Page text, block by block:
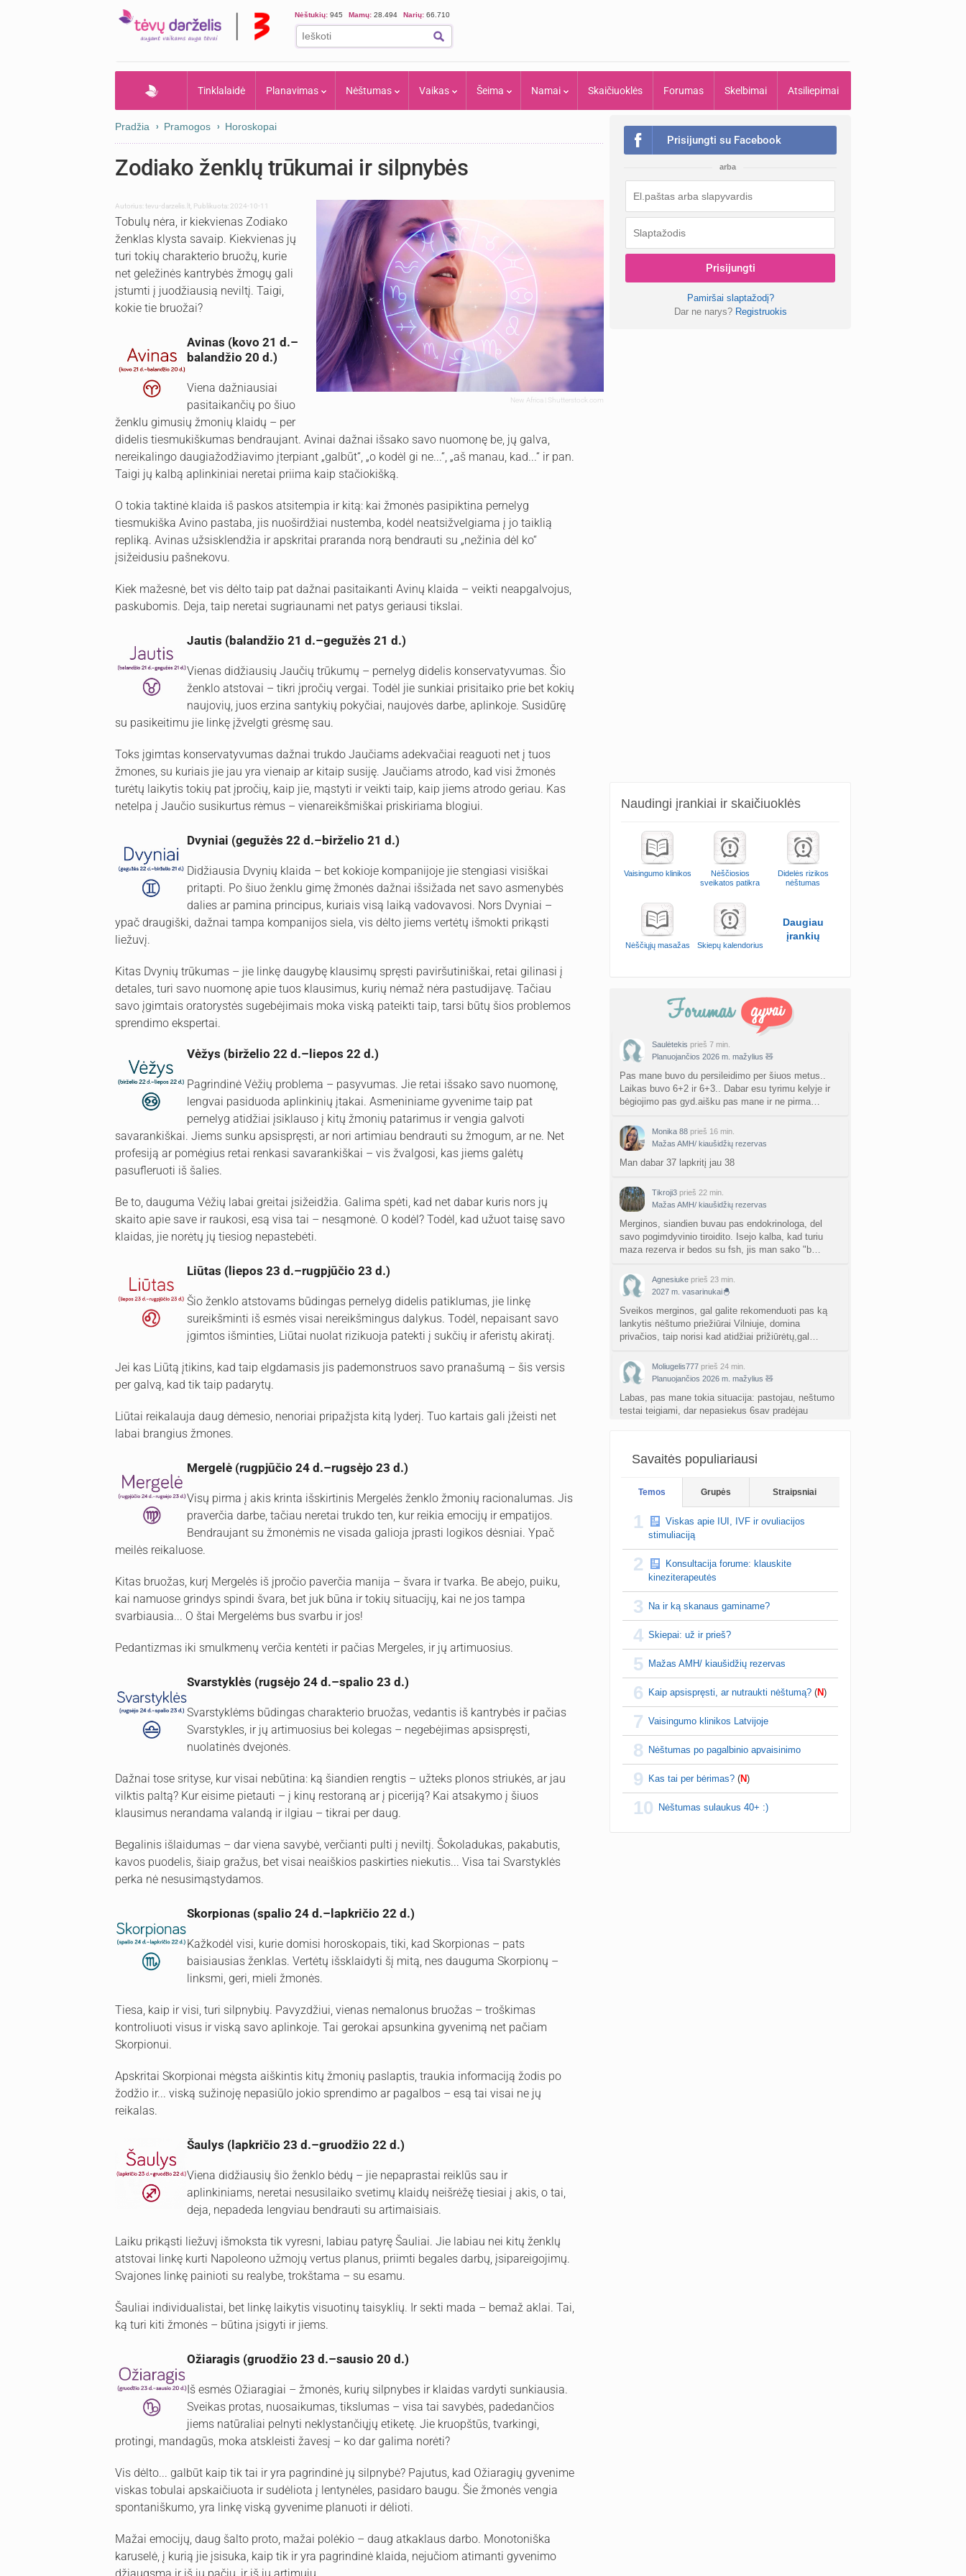
Nėštukių: 945 Mamų: 28.494 Narių: 66.710
Tinklalaidė Planavimas Nėštumas Vaikas Šeima Namai Skaičiuoklės Forumas Skelbimai Atsiliepimai
Pradžia Pramogos Horoskopai
Zodiako ženklų trūkumai ir silpnybės
Autorius:tevu-darzelis.lt Publikuota: 2024-10-11
New Africa | Shutterstock.com
Tobulų nėra, ir kiekvienas Zodiako
ženklas klysta savaip. Kiekvienas jų
turi tokių charakterio bruožų, kurie
net geležinės kantrybės žmogų gali
įstumti į juodžiausią neviltį. Taigi,
kokie tie bruožai?
Avinas (kovo 21 d.–
balandžio 20 d.)
Viena dažniausiai
pasitaikančių po šiuo
ženklu gimusių žmonių klaidų – per
didelis tiesmukiškumas bendraujant. Avinai dažnai išsako savo nuomonę be, jų galva,
nereikalingo daugiažodžiavimo įterpiant „galbūt“, „o kodėl gi ne...“, „aš manau, kad...“ ir pan.
Taigi jų kalbą aplinkiniai neretai priima kaip stačiokišką.
O tokia taktinė klaida iš paskos atsitempia ir kitą: kai žmonės pasipiktina pernelyg
tiesmukiška Avino pastaba, jis nuoširdžiai nustemba, kodėl neatsižvelgiama į jo taiklią
repliką. Avinas užsisklendžia ir apskritai praranda norą bendrauti su „nežinia dėl ko“
įsižeidusiu pašnekovu.
Kiek mažesnė, bet vis dėlto taip pat dažnai pasitaikanti Avinų klaida – veikti neapgalvojus,
paskubomis. Deja, taip neretai sugriaunami net patys geriausi tikslai.
Jautis (balandžio 21 d.–gegužės 21 d.)
Vienas didžiausių Jaučių trūkumų – pernelyg didelis konservatyvumas. Šio
ženklo atstovai – tikri įpročių vergai. Todėl jie sunkiai prisitaiko prie bet kokių
naujovių, juos erzina santykių pokyčiai, naujovės darbe, aplinkoje. Susidūrę
su pasikeitimu jie linkę įžvelgti grėsmę sau.
Toks įgimtas konservatyvumas dažnai trukdo Jaučiams adekvačiai reaguoti net į tuos
žmones, su kuriais jie jau yra vienaip ar kitaip susiję. Jaučiams atrodo, kad visi žmonės
turėtų laikytis tokių pat įpročių, kaip jie, mąstyti ir veikti taip, kaip jiems atrodo geriau. Kas
netelpa į Jaučio susikurtus rėmus – vienareikšmiškai priskiriama blogiui.
Dvyniai (gegužės 22 d.–birželio 21 d.)
Didžiausia Dvynių klaida – bet kokioje kompanijoje jie stengiasi visiškai
pritapti. Po šiuo ženklu gimę žmonės dažnai išsižada net savo asmenybės
dalies ar pamina principus, kuriais visą laiką vadovavosi. Nors Dvyniai –
ypač draugiški, dažnai tampa kompanijos siela, vis dėlto jiems vertėtų išmokti prikąsti
liežuvį.
Kitas Dvynių trūkumas – jie linkę daugybę klausimų spręsti paviršutiniškai, retai gilinasi į
detales, turi savo nuomonę apie tuos klausimus, kurių nėmaž nėra pastudijavę. Tačiau
savo įgimtais oratorystės sugebėjimais moka viską pateikti taip, tarsi būtų šios problemos
sprendimo ekspertai.
Vėžys (birželio 22 d.–liepos 22 d.)
Pagrindinė Vėžių problema – pasyvumas. Jie retai išsako savo nuomonę,
lengvai pasiduoda aplinkinių įtakai. Asmeniniame gyvenime taip pat
pernelyg atidžiai įsiklauso į kitų žmonių patarimus ir vengia galvoti
savarankiškai. Jiems sunku apsispręsti, ar nori artimiau bendrauti su žmogum, ar ne. Net
profesiją ar pomėgius retai renkasi savarankiškai – vis žvalgosi, kas jiems galėtų
pasufleruoti iš šalies.
Be to, dauguma Vėžių labai greitai įsižeidžia. Galima spėti, kad net dabar kuris nors jų
skaito apie save ir raukosi, esą visa tai – nesąmonė. O kodėl? Todėl, kad užuot taisę savo
klaidas, jie norėtų jų tiesiog nepastebėti.
Liūtas (liepos 23 d.–rugpjūčio 23 d.)
Šio ženklo atstovams būdingas pernelyg didelis patiklumas, jie linkę
sureikšminti iš esmės visai nereikšmingus dalykus. Todėl, nepaisant savo
įgimtos išminties, Liūtai nuolat rizikuoja patekti į sukčių ir aferistų akiratį.
Jei kas Liūtą įtikins, kad taip elgdamasis jis pademonstruos savo pranašumą – šis versis
per galvą, kad tik taip padarytų.
Liūtai reikalauja daug dėmesio, nenoriai pripažįsta kitą lyderį. Tuo kartais gali įžeisti net
labai brangius žmones.
Mergelė (rugpjūčio 24 d.–rugsėjo 23 d.)
Visų pirma į akis krinta išskirtinis Mergelės ženklo žmonių racionalumas. Jis
praverčia darbe, tačiau neretai trukdo ten, kur reikia emocijų ir empatijos.
Bendraujant su žmonėmis ne visada galioja įprasti logikos dėsniai. Ypač
meilės reikaluose.
Kitas bruožas, kurį Mergelės iš įpročio paverčia manija – švara ir tvarka. Be abejo, puiku,
kai namuose grindys spindi švara, bet juk būna ir tokių situacijų, kai ne jos tampa
svarbiausia... O štai Mergelėms bus svarbu ir jos!
Pedantizmas iki smulkmenų verčia kentėti ir pačias Mergeles, ir jų artimuosius.
Svarstyklės (rugsėjo 24 d.–spalio 23 d.)
Svarstyklėms būdingas charakterio bruožas, vedantis iš kantrybės ir pačias
Svarstykles, ir jų artimuosius bei kolegas – negebėjimas apsispręsti,
nuolatinės dvejonės.
Dažnai tose srityse, kur visai nebūtina: ką šiandien rengtis – užteks plonos striukės, ar jau
vilktis paltą? Kur eisime pietauti – į kinų restoraną ar į piceriją? Kai atsakymo į šiuos
klausimus nerandama valandą ir ilgiau – tikrai per daug.
Begalinis išlaidumas – dar viena savybė, verčianti pulti į neviltį. Šokoladukas, pakabutis,
kavos puodelis, šiaip gražus, bet visai neaiškios paskirties niekutis... Visa tai Svarstyklės
perka nė nesusimąstydamos.
Skorpionas (spalio 24 d.–lapkričio 22 d.)
Kažkodėl visi, kurie domisi horoskopais, tiki, kad Skorpionas – pats
baisiausias ženklas. Vertėtų išsklaidyti šį mitą, nes dauguma Skorpionų –
linksmi, geri, mieli žmonės.
Tiesa, kaip ir visi, turi silpnybių. Pavyzdžiui, vienas nemalonus bruožas – troškimas
kontroliuoti visus ir viską savo aplinkoje. Tai gerokai apsunkina gyvenimą net pačiam
Skorpionui.
Apskritai Skorpionai mėgsta aiškintis kitų žmonių paslaptis, traukia informaciją žodis po
žodžio ir... viską sužinoję nepasiūlo jokio sprendimo ar pagalbos – esą tai visai ne jų
reikalas.
Šaulys (lapkričio 23 d.–gruodžio 22 d.)
Viena didžiausių šio ženklo bėdų – jie nepaprastai reiklūs sau ir
aplinkiniams, neretai nesusilaiko svetimų klaidų neišrėžę tiesiai į akis, o tai,
deja, nepadeda lengviau bendrauti su artimaisiais.
Laiku prikąsti liežuvį išmoksta tik vyresni, labiau patyrę Šauliai. Jie labiau nei kitų ženklų
atstovai linkę kurti Napoleono užmojų vertus planus, priimti begales darbų, įsipareigojimų.
Svajones linkę painioti su realybe, trokštama – su esamu.
Šauliai individualistai, bet linkę laikytis visuotinų taisyklių. Ir sekti mada – bemaž aklai. Tai,
ką turi kiti žmonės – būtina įsigyti ir jiems.
Ožiaragis (gruodžio 23 d.–sausio 20 d.)
Iš esmės Ožiaragiai – žmonės, kurių silpnybes ir klaidas vardyti sunkiausia.
Sveikas protas, nuosaikumas, tikslumas – visa tai savybės, padedančios
jiems natūraliai pelnyti neklystančiųjų etiketę. Jie kruopštūs, tvarkingi,
protingi, mandagūs, moka atskleisti žavesį – ko dar galima norėti?
Vis dėlto... galbūt kaip tik tai ir yra pagrindinė jų silpnybė? Pajutus, kad Ožiaragių gyvenime
viskas tobulai apskaičiuota ir sudėliota į lentynėles, pasidaro baugu. Šie žmonės vengia
spontaniškumo, yra linkę viską gyvenime planuoti ir dėlioti.
Mažai emocijų, daug šalto proto, mažai polėkio – daug atkaklaus darbo. Monotoniška
karuselė, į kurią jie įsisuka, kaip tik ir yra pagrindinė klaida, nejučiom atimanti gyvenimo
Prisijungti su Facebook
arba
Prisijungti
Pamiršai slaptažodį?
Dar ne narys? Registruokis
Naudingi įrankiai ir skaičiuoklės
Vaisingumo klinikos
Nėščiosios
sveikatos patikra
Didelės rizikos
nėštumas
Nėščiųjų masažas Skiepų kalendorius
Daugiau
įrankių
Saulėtekis prieš 7 min.
Planuojančios 2026 m. mažylius 🧸
Pas mane buvo du persileidimo per šiuos metus..
Laikas buvo 6+2 ir 6+3.. Dabar esu tyrimu kelyje ir
bėgiojimo pas gyd.aišku pas mane ir ne pirma…
Monika 88 prieš 16 min.
Mažas AMH/ kiaušidžių rezervas
Man dabar 37 lapkritį jau 38
Tikroji3 prieš 22 min.
Mažas AMH/ kiaušidžių rezervas
Merginos, siandien buvau pas endokrinologa, del
savo pogimdyvinio tiroidito. Isejo kalba, kad turiu
maza rezerva ir bedos su fsh, jis man sako "b…
Agnesiuke prieš 23 min.
2027 m. vasarinukai🐣
Sveikos merginos, gal galite rekomenduoti pas ką
lankytis nėštumo priežiūrai Vilniuje, domina
privačios, taip norisi kad atidžiai prižiūrėtų,gal…
Moliugelis777 prieš 24 min.
Planuojančios 2026 m. mažylius 🧸
Labas, pas mane tokia situacija: pastojau, neštumo
testai teigiami, dar nepasiekus 6sav pradėjau
Inanana
prieš 27 min.
Viskas apie IUI, IVF ir ovuliacijos stimuliaciją
santarose pas savo vaisingumo gydytoja?
Savaitės populiariausi
Temos Grupės Straipsniai
1
Viskas apie IUI, IVF ir ovuliacijos
stimuliaciją
2
Konsultacija forume: klauskite
kineziterapeutės
3 Na ir ką skanaus gaminame?
4 Skiepai: už ir prieš?
5 Mažas AMH/ kiaušidžių rezervas
6 Kaip apsispręsti, ar nutraukti nėštumą? (N)
7 Vaisingumo klinikos Latvijoje
8 Nėštumas po pagalbinio apvaisinimo
9 Kas tai per bėrimas? (N)
10 Nėštumas sulaukus 40+ :)